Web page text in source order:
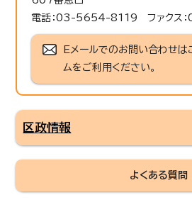
電話：03-5654-8119 ファクス
Eメールでのお問い合わせは
ムをご利用ください。
区政情報
よくある質問